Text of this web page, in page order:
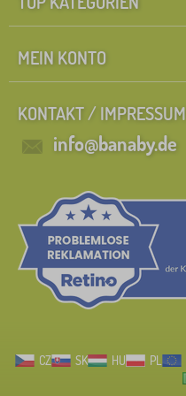
MEIN KONTO
KONTAKT / IMPRESSUM
info@banaby.de
CZ SK HU PL